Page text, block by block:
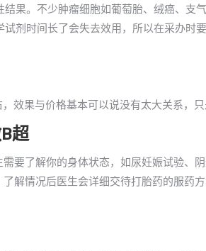
果。不少肿瘤细胞如葡萄胎、绒癌、支
剂时间长了会失去效用，所以在采办时要
效果与价格基本可以说没有太大关系，只
超
要了解你的身体状态，如尿妊娠试验、
解情况后医生会详细交待打胎药的服药